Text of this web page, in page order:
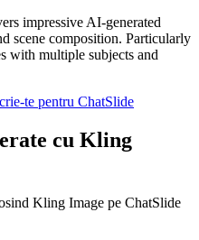
impressive AI-generated
scene composition. Particularly
with multiple subjects and
te pentru ChatSlide
cu Kling
Kling Image pe ChatSlide